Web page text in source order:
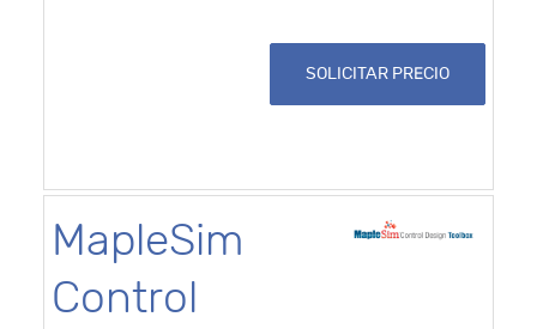
SOLICITAR PRECIO
MapleSim
Control